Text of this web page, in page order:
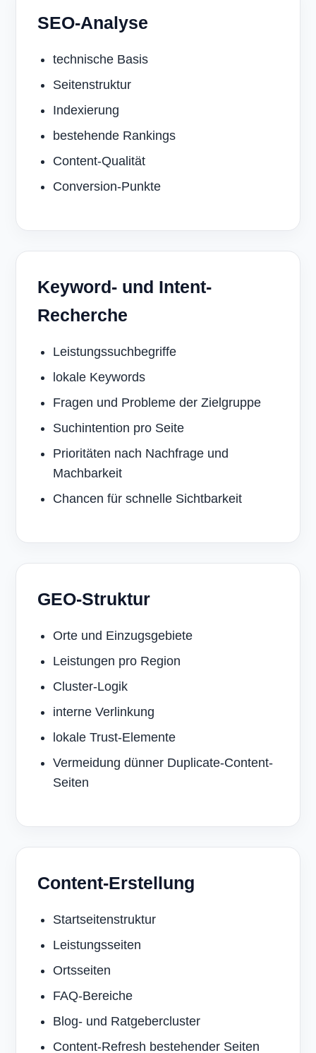
SEO-Analyse
technische Basis
Seitenstruktur
Indexierung
bestehende Rankings
Content-Qualität
Conversion-Punkte
Keyword- und Intent-
Recherche
Leistungssuchbegriffe
lokale Keywords
Fragen und Probleme der Zielgruppe
Suchintention pro Seite
Prioritäten nach Nachfrage und
Machbarkeit
Chancen für schnelle Sichtbarkeit
GEO-Struktur
Orte und Einzugsgebiete
Leistungen pro Region
Cluster-Logik
interne Verlinkung
lokale Trust-Elemente
Vermeidung dünner Duplicate-Content-
Seiten
Content-Erstellung
Startseitenstruktur
Leistungsseiten
Ortsseiten
FAQ-Bereiche
Blog- und Ratgebercluster
Content-Refresh bestehender Seiten